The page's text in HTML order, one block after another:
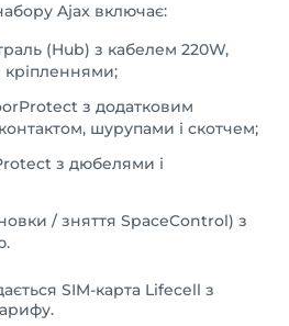
Ajax включає:
(Hub) з кабелем 220W,
з додатковим
шурупами і скотчем;
з дюбелями і
/ зняття SpaceControl) з
SIM-карта Lifecell з